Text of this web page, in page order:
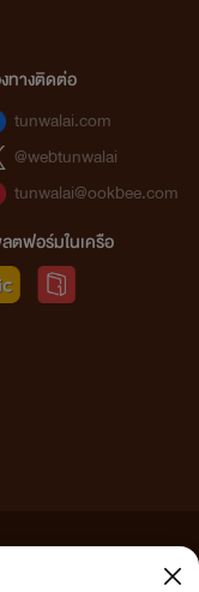
ทางติดต่อ
tunwalai.com
@webtunwalai
tunwalai@ookbee.com
ตฟอร์มในเครือ
ดังนั้นผู้อ่านทุกท่านโปรดใช้